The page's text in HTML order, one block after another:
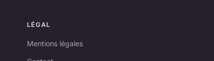
LÉGAL
Mentions légales